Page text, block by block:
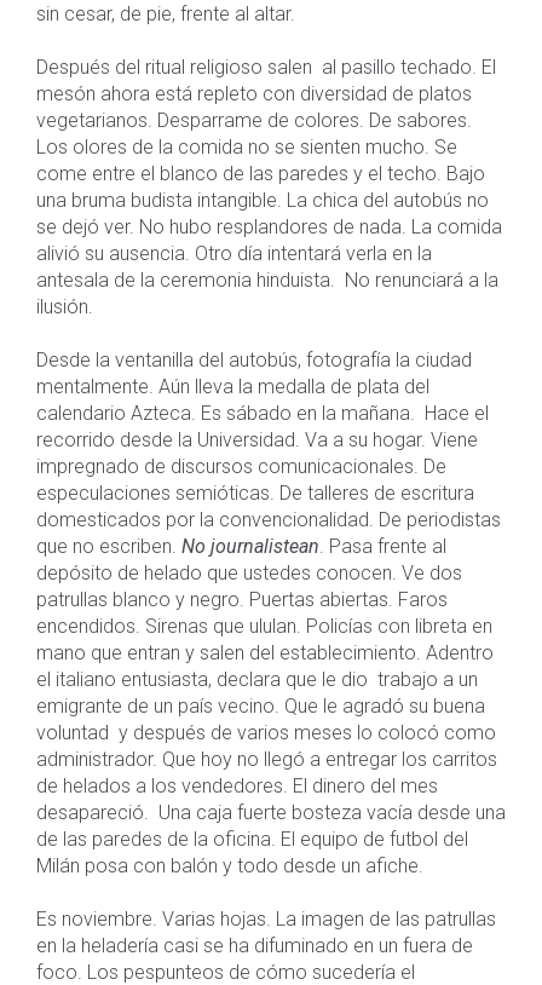
sin cesar, de pie, frente al altar.
Después del ritual religioso salen al pasillo techado. El
mesón ahora está repleto con diversidad de platos
vegetarianos. Desparrame de colores. De sabores.
Los olores de la comida no se sienten mucho. Se
come entre el blanco de las paredes y el techo. Bajo
una bruma budista intangible. La chica del autobús no
se dejó ver. No hubo resplandores de nada. La comida
alivió su ausencia. Otro día intentará verla en la
antesala de la ceremonia hinduista. No renunciará a la
ilusión.
Desde la ventanilla del autobús, fotografía la ciudad
mentalmente. Aún lleva la medalla de plata del
calendario Azteca. Es sábado en la mañana. Hace el
recorrido desde la Universidad. Va a su hogar. Viene
impregnado de discursos comunicacionales. De
especulaciones semióticas. De talleres de escritura
domesticados por la convencionalidad. De periodistas
que no escriben. No journalistean . Pasa frente al
depósito de helado que ustedes conocen. Ve dos
patrullas blanco y negro. Puertas abiertas. Faros
encendidos. Sirenas que ululan. Policías con libreta en
mano que entran y salen del establecimiento. Adentro
el italiano entusiasta, declara que le dio trabajo a un
emigrante de un país vecino. Que le agradó su buena
voluntad y después de varios meses lo colocó como
administrador. Que hoy no llegó a entregar los carritos
de helados a los vendedores. El dinero del mes
desapareció. Una caja fuerte bosteza vacía desde una
de las paredes de la oficina. El equipo de futbol del
Milán posa con balón y todo desde un afiche.
Es noviembre. Varias hojas. La imagen de las patrullas
en la heladería casi se ha difuminado en un fuera de
foco. Los pespunteos de cómo sucedería el